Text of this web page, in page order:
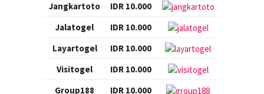
Jangkartoto
IDR 10.000
Jalatogel
IDR 10.000
Layartogel
IDR 10.000
Visitogel
IDR 10.000
Group188
IDR 10.000